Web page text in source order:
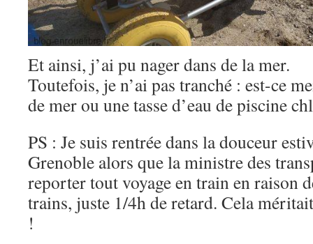
Et ainsi, j’ai pu nager dans de la mer.
Toutefois, je n’ai pas tranché : est-ce
de mer ou une tasse d’eau de piscine
PS : Je suis rentrée dans la douceur
Grenoble alors que la ministre des
reporter tout voyage en train en raison
trains, juste 1/4h de retard. Cela
!